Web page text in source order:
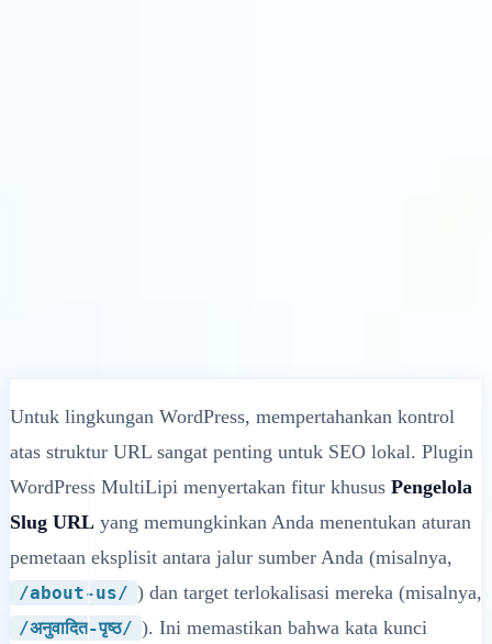
Untuk lingkungan WordPress, mempertahankan kontrol
atas struktur URL sangat penting untuk SEO lokal. Plugin
WordPress MultiLipi menyertakan fitur khusus Pengelola
Slug URL yang memungkinkan Anda menentukan aturan
pemetaan eksplisit antara jalur sumber Anda (misalnya,
/about-us/ ) dan target terlokalisasi mereka (misalnya,
/अनुवादित-पृष्ठ/ ). Ini memastikan bahwa kata kunci